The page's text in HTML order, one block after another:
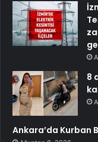
8
Ankara’da Kurban